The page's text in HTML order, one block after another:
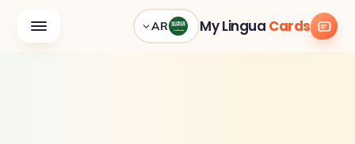
My Lingua Cards
AR